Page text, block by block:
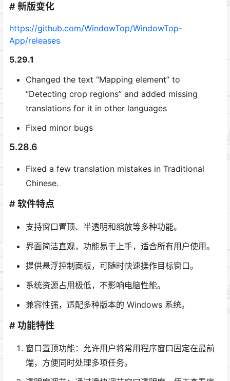
# 新版变化
https://github.com/WindowTop/WindowTop-
App/releases
5.29.1
Changed the text “Mapping element” to
“Detecting crop regions” and added missing
translations for it in other languages
Fixed minor bugs
5.28.6
Fixed a few translation mistakes in Traditional
Chinese.
# 软件特点
支持窗口置顶、半透明和缩放等多种功能。
界面简洁直观，功能易于上手，适合所有用户使用。
提供悬浮控制面板，可随时快速操作目标窗口。
系统资源占用极低，不影响电脑性能。
兼容性强，适配多种版本的 Windows 系统。
# 功能特性
窗口置顶功能：允许用户将常用程序窗口固定在最前
端，方便同时处理多项任务。